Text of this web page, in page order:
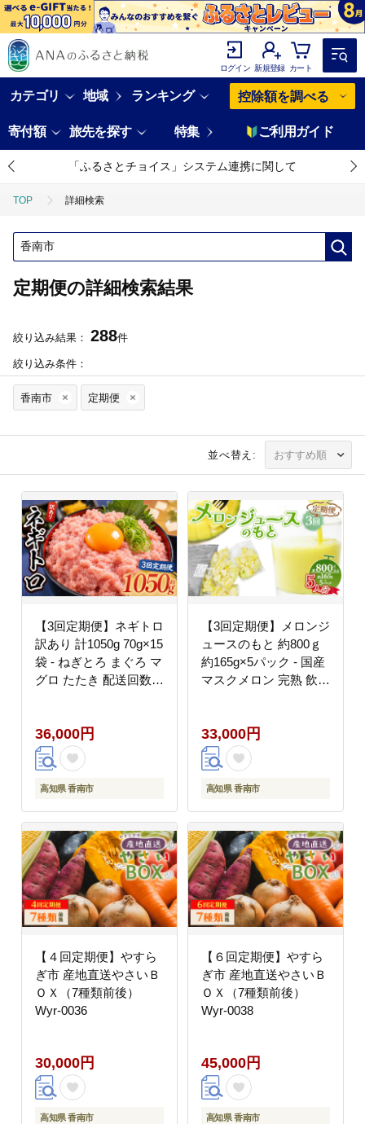
ログイン 新規登録 カート
カテゴリ 地域 ランキング 控除額を調べる
寄付額 旅先を探す 特集 ご利用ガイド
「ふるさとチョイス」システム連携に関して
TOP 詳細検索
定期便の詳細検索結果
絞り込み結果： 288件
絞り込み条件：
香南市 定期便
並べ替え:
【3回定期便】ネギトロ
訳あり 計1050g 70g×15
袋 - ねぎとろ まぐろ マ
グロ たたき 配送回数
巻き寿司 海鮮丼 刺身
おかず おつまみ 郷土料
理 刺身 株式会社大熊
高知県 香南市 冷凍
36,000円
高知県 香南市
【3回定期便】メロンジ
ュースのもと 約800ｇ
約165g×5パック - 国産
マスクメロン 完熟 飲み
ージー アレンジ カット
メロン 果物 くだもの
フルーツ めろん 篤農
高知県 香南市 冷凍
33,000円
高知県 香南市
【４回定期便】やすら
ぎ市 産地直送やさいＢ
ＯＸ（7種類前後）
Wyr-0036
30,000円
高知県 香南市
【６回定期便】やすら
ぎ市 産地直送やさいＢ
ＯＸ（7種類前後）
Wyr-0038
45,000円
高知県 香南市